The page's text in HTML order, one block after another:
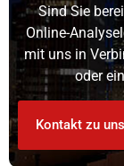
Sind Sie
Online-
mit uns in
oder
Kontakt zu